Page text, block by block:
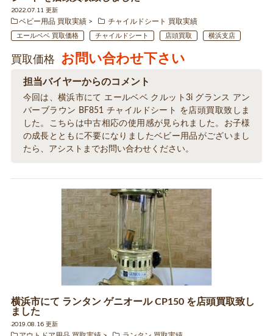
2022.07.11 更新
ベビー用品 買取実績
チャイルドシート 買取実績
エールベベ 買取価格 チャイルドシート 店頭買取 横浜支店
買取価格 お問い合わせ下さい
担当バイヤーからのコメント
今回は、横浜市にて エールベベ クルット3i グランス アン
バーブラウン BF851 チャイルドシート を店頭買取致しま
した。こちらは中古相応の使用感が見られました。お子様
の成長とともに不要になりましたベビー用品がございまし
たら、アシストまでお問い合わせください。
横浜市にて ランタン ゲニオール CP150 を店頭買取致し
ました
2019.08.16 更新